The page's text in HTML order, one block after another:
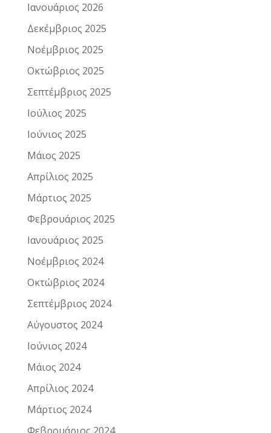
Ιανουάριος 2026
Δεκέμβριος 2025
Νοέμβριος 2025
Οκτώβριος 2025
Σεπτέμβριος 2025
Ιούλιος 2025
Ιούνιος 2025
Μάιος 2025
Απρίλιος 2025
Μάρτιος 2025
Φεβρουάριος 2025
Ιανουάριος 2025
Νοέμβριος 2024
Οκτώβριος 2024
Σεπτέμβριος 2024
Αύγουστος 2024
Ιούνιος 2024
Μάιος 2024
Απρίλιος 2024
Μάρτιος 2024